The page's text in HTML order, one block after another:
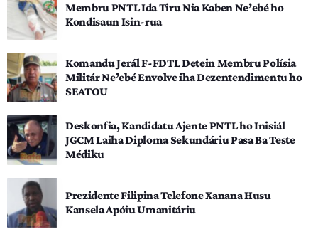
Membru PNTL Ida Tiru Nia Kaben Ne’ebé ho
Kondisaun Isin-rua
Komandu Jerál F-FDTL Detein Membru Polísia
Militár Ne’ebé Envolve iha Dezentendimentu ho
SEATOU
Deskonfia, Kandidatu Ajente PNTL ho Inisiál
JGCM Laiha Diploma Sekundáriu Pasa Ba Teste
Médiku
Prezidente Filipina Telefone Xanana Husu
Kansela Apóiu Umanitáriu